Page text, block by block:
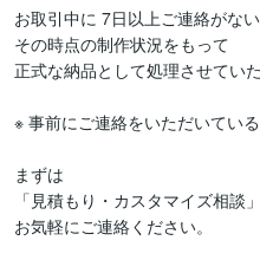
お取引中に 7日以上ご連絡がない
その時点の制作状況をもって
正式な納品として処理させてい
※ 事前にご連絡をいただいてい
まずは
「見積もり・カスタマイズ相談
お気軽にご連絡ください。